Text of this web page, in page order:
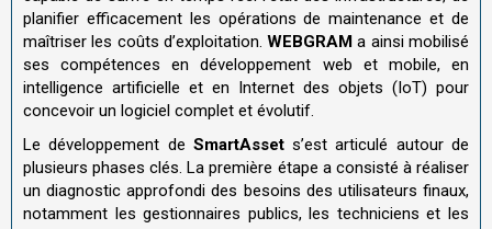
planifier efficacement les opérations de maintenance et de
maîtriser les coûts d’exploitation.WEBGRAM a ainsi mobilisé
ses compétences en développement web et mobile, en
intelligence artificielle et en Internet des objets (IoT) pour
concevoir un logiciel complet et évolutif.
Le développement de SmartAssets’est articulé autour de
plusieurs phases clés. La première étape a consisté à réaliser
un diagnostic approfondi des besoins des utilisateurs finaux,
notamment les gestionnaires publics, les techniciens et les